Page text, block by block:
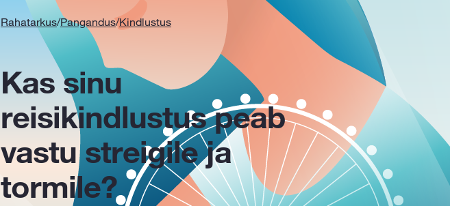
Rahatarkus/Pangandus/Kindlustus
Kas sinu
reisikindlustus peab
vastu streigile ja
tormile?